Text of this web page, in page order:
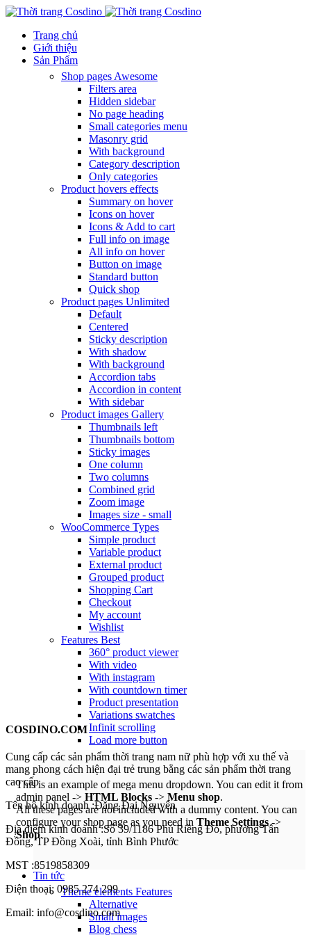
Trang chủ
Giới thiệu
Sản Phẩm
Shop pages Awesome
Filters area
Hidden sidebar
No page heading
Small categories menu
Masonry grid
With background
Category description
Only categories
Product hovers effects
Summary on hover
Icons on hover
Icons & Add to cart
Full info on image
All info on hover
Button on image
Standard button
Quick shop
Product pages Unlimited
Default
Centered
Sticky description
With shadow
With background
Accordion tabs
Accordion in content
With sidebar
Product images Gallery
Thumbnails left
Thumbnails bottom
Sticky images
One column
Two columns
Combined grid
Zoom image
Images size - small
WooCommerce Types
Simple product
Variable product
External product
Grouped product
Shopping Cart
Checkout
My account
Wishlist
Features Best
360° product viewer
With video
With instagram
With countdown timer
Product presentation
Variations swatches
Infinit scrolling
Load more button
This is an example of mega menu dropdown. You can edit it from
admin panel -> HTML Blocks -> Menu shop.
All these pages are not included with a dummy content. You can
configure your shop page as you need in Theme Settings->
Shop.
Tin tức
Theme elements Features
Alternative
Small images
Blog chess
COSDINO.COM
Cung cấp các sản phẩm thời trang nam nữ phù hợp với xu thế và
mang phong cách hiện đại trẻ trung bằng các sản phẩm thời trang
cao cấp
Tên hộ kinh doanh :Đặng Đại Nguyên
Địa điểm kinh doanh :Số 39/1186 Phú Riềng Đỏ, phường Tân
Đồng, TP Đồng Xoài, tỉnh Bình Phước
MST :8519858309
Điện thoại: 0985 274 299
Email: info@cosdino.com